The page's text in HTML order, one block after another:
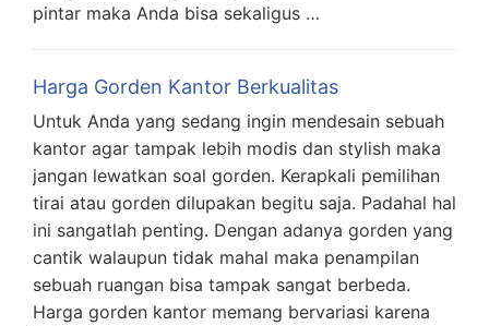
pintar maka Anda bisa sekaligus …
Harga Gorden Kantor Berkualitas
Untuk Anda yang sedang ingin mendesain sebuah
kantor agar tampak lebih modis dan stylish maka
jangan lewatkan soal gorden. Kerapkali pemilihan
tirai atau gorden dilupakan begitu saja. Padahal hal
ini sangatlah penting. Dengan adanya gorden yang
cantik walaupun tidak mahal maka penampilan
sebuah ruangan bisa tampak sangat berbeda.
Harga gorden kantor memang bervariasi karena